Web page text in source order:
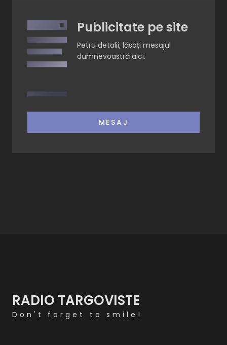
Publicitate pe site
Petru detalii, lăsați mesajul
dumnevoastră aici.
MESAJ
RADIO TARGOVISTE
Don't forget to smile!